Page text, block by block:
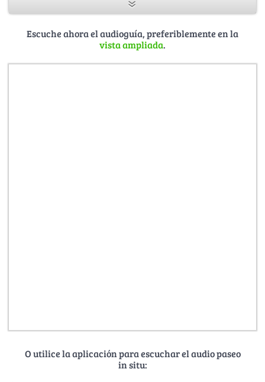
angeschaut zu werden, weil du immer wieder in lautes
Lachen ausbrichst? Dann viel Spaß!
Escuche ahora el audioguía, preferiblemente en la
vista ampliada.
O utilice la aplicación para escuchar el audio paseo
in situ: